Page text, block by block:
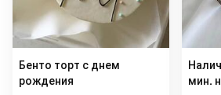
Бенто торт с днем
рождения
мин.